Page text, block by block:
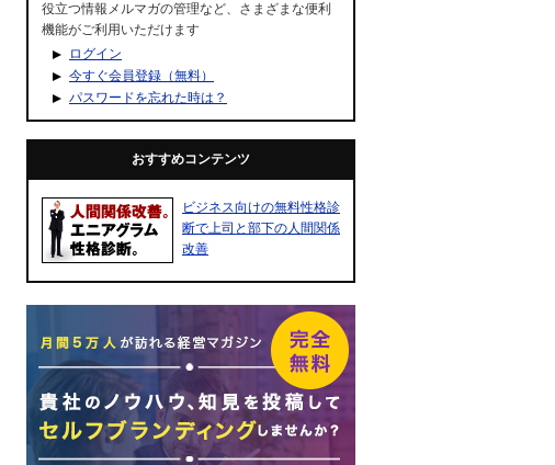
役立つ情報メルマガの管理など、さまざまな便利
機能がご利用いただけます
ログイン
今すぐ会員登録（無料）
パスワードを忘れた時は？
おすすめコンテンツ
ビジネス向けの無料性格診
断で上司と部下の人間関係
改善